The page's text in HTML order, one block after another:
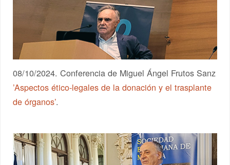
08/10/2024. Conferencia de Miguel Ángel Frutos Sanz
’Aspectos ético-legales de la donación y el trasplante
de órganos’.